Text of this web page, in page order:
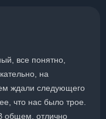
все понятно,
на
ждали следующего
что нас было трое.
общем, отлично